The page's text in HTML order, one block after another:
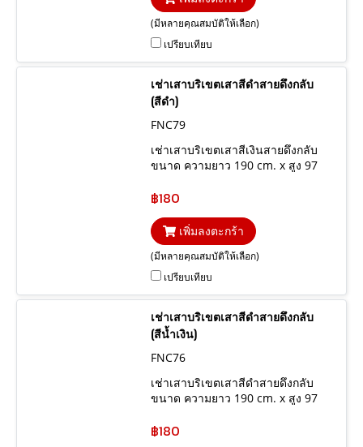
(มีหลายคุณสมบัติให้เลือก)
เปรียบเทียบ
เช่าเสาบริเขตเสาสีดำสายดึงกลับ
(สีดำ)
FNC79
เช่าเสาบริเขตเสาสีเงินสายดึงกลับ
ขนาด ความยาว 190 cm. x สูง 97
฿180
เพิ่มลงตะกร้า
(มีหลายคุณสมบัติให้เลือก)
เปรียบเทียบ
เช่าเสาบริเขตเสาสีดำสายดึงกลับ
(สีน้ำเงิน)
FNC76
เช่าเสาบริเขตเสาสีดำสายดึงกลับ
ขนาด ความยาว 190 cm. x สูง 97
฿180